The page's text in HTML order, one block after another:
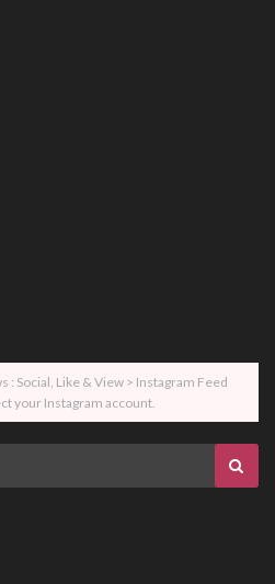
: Social, Like & View > Instagram Feed
your Instagram account.